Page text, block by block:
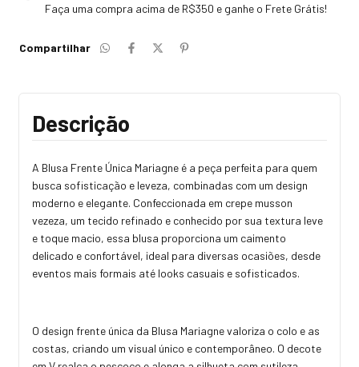
Faça uma compra acima de R$350 e ganhe o Frete Grátis!
Compartilhar
Descrição
A Blusa Frente Única Mariagne é a peça perfeita para quem
busca sofisticação e leveza, combinadas com um design
moderno e elegante. Confeccionada em crepe musson
vezeza, um tecido refinado e conhecido por sua textura leve
e toque macio, essa blusa proporciona um caimento
delicado e confortável, ideal para diversas ocasiões, desde
eventos mais formais até looks casuais e sofisticados.
O design frente única da Blusa Mariagne valoriza o colo e as
costas, criando um visual único e contemporâneo. O decote